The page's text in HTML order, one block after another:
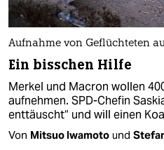
Aufnahme von Geflüchteten
Ein bisschen Hilfe
Merkel und Macron wollen
aufnehmen. SPD-Chefin
enttäuscht“ und will einen
Von Mitsuo Iwamoto und